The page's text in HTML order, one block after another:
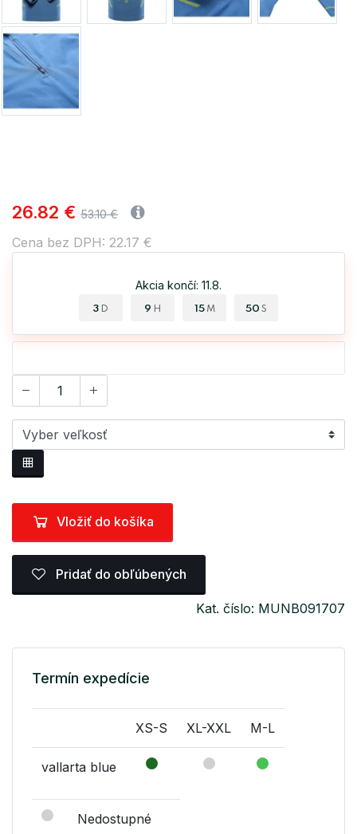
26.82 € 53.10 €
Cena bez DPH: 22.17 €
Akcia končí: 11.8.
3 D 9 H 15 M 50 S
Vložiť do košíka
Pridať do obľúbených
Kat. číslo: MUNB091707
Termín expedície
XS-S XL-XXL M-L
vallarta blue
Nedostupné